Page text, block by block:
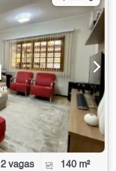
2 vagas 140 m²